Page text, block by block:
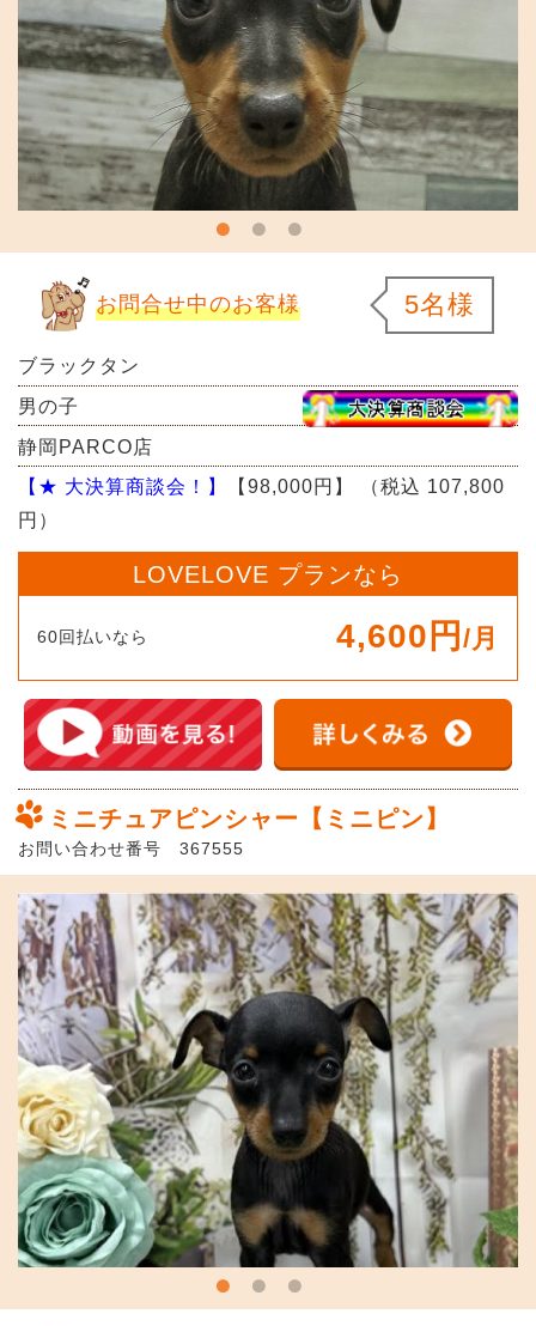
お問合せ中のお客様 5名様
ブラックタン
男の子
静岡PARCO店
【★ 大決算商談会！】
【98,000円】
（税込 107,800
円）
LOVELOVE プランなら
60回払いなら 4,600円 /月
ミニチュアピンシャー【ミニピン】
お問い合わせ番号 367555